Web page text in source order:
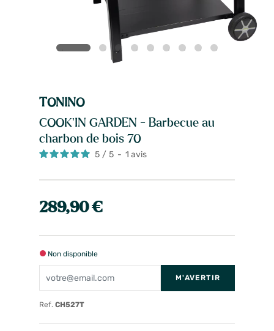
TONINO
COOK'IN GARDEN - Barbecue au
charbon de bois 70
5 / 5 - 1 avis
289,90 €
Non disponible
M'AVERTIR
Ref. CH527T